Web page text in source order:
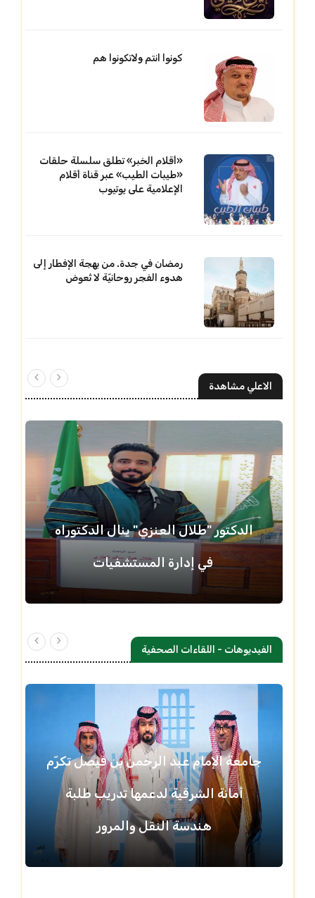
كونوا انتم ولاتكونوا هم
«أقلام الخبر» تطلق سلسلة حلقات
«طيبات الطيب» عبر قناة أقلام
الإعلامية على يوتيوب
رمضان في جدة. من بهجة الإفطار إلى
هدوء الفجر روحانيّة لا تُعوض
الاعلي مشاهدة
الدكتور "طلال العنزي" ينال الدكتوراه
في إدارة المستشفيات
الفيديوهات - اللقاءات الصحفية
جامعة الإمام عبد الرحمن بن فيصل تكرّم
أمانة الشرقية لدعمها تدريب طلبة
هندسة النقل والمرور